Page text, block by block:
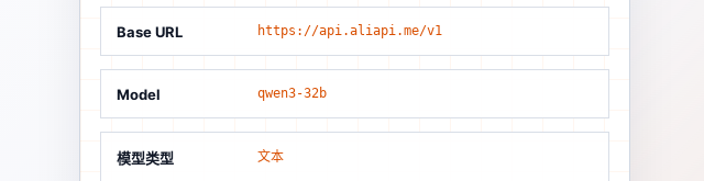
Base URL https://api.aliapi.me/v1
Model qwen3-32b
模型类型 文本